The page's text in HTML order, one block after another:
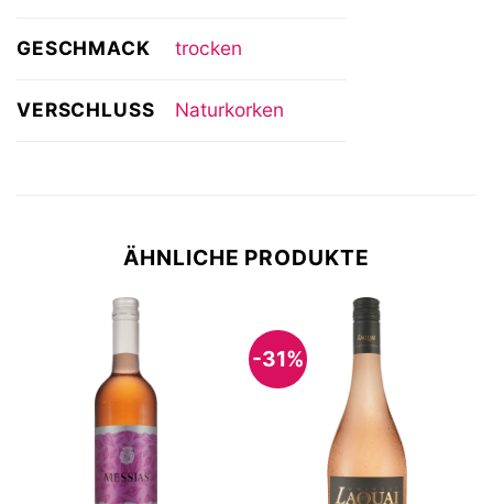
GESCHMACK trocken
VERSCHLUSS Naturkorken
ÄHNLICHE PRODUKTE
-31%